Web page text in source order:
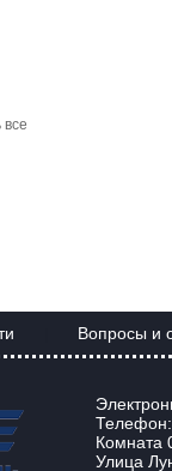
Вопросы и
Комната
Улица